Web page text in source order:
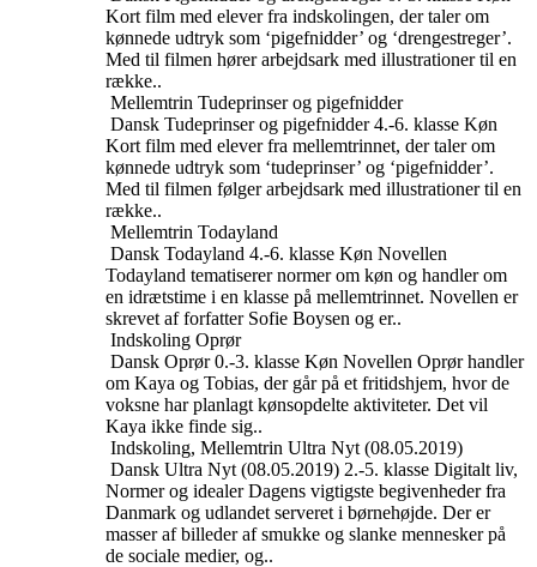
Kort film med elever fra indskolingen, der taler om
kønnede udtryk som ‘pigefnidder’ og ‘drengestreger’.
Med til filmen hører arbejdsark med illustrationer til en
række..
Mellemtrin Tudeprinser og pigefnidder
Dansk Tudeprinser og pigefnidder 4.-6. klasse Køn
Kort film med elever fra mellemtrinnet, der taler om
kønnede udtryk som ‘tudeprinser’ og ‘pigefnidder’.
Med til filmen følger arbejdsark med illustrationer til en
række..
Mellemtrin Todayland
Dansk Todayland 4.-6. klasse Køn Novellen
Todayland tematiserer normer om køn og handler om
en idrætstime i en klasse på mellemtrinnet. Novellen er
skrevet af forfatter Sofie Boysen og er..
Indskoling Oprør
Dansk Oprør 0.-3. klasse Køn Novellen Oprør handler
om Kaya og Tobias, der går på et fritidshjem, hvor de
voksne har planlagt kønsopdelte aktiviteter. Det vil
Kaya ikke finde sig..
Indskoling, Mellemtrin Ultra Nyt (08.05.2019)
Dansk Ultra Nyt (08.05.2019) 2.-5. klasse Digitalt liv,
Normer og idealer Dagens vigtigste begivenheder fra
Danmark og udlandet serveret i børnehøjde. Der er
masser af billeder af smukke og slanke mennesker på
de sociale medier, og..